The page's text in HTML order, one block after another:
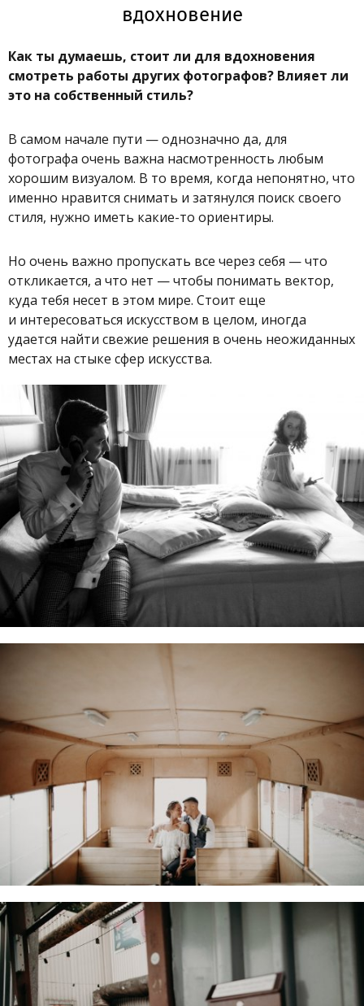
вдохновение
Как ты думаешь, стоит ли для вдохновения
смотреть работы других фотографов? Влияет ли
это на собственный стиль?
В самом начале пути — однозначно да, для
фотографа очень важна насмотренность любым
хорошим визуалом. В то время, когда непонятно, что
именно нравится снимать и затянулся поиск своего
стиля, нужно иметь какие-то ориентиры.
Но очень важно пропускать все через себя — что
откликается, а что нет — чтобы понимать вектор,
куда тебя несет в этом мире. Стоит еще
и интересоваться искусством в целом, иногда
удается найти свежие решения в очень неожиданных
местах на стыке сфер искусства.